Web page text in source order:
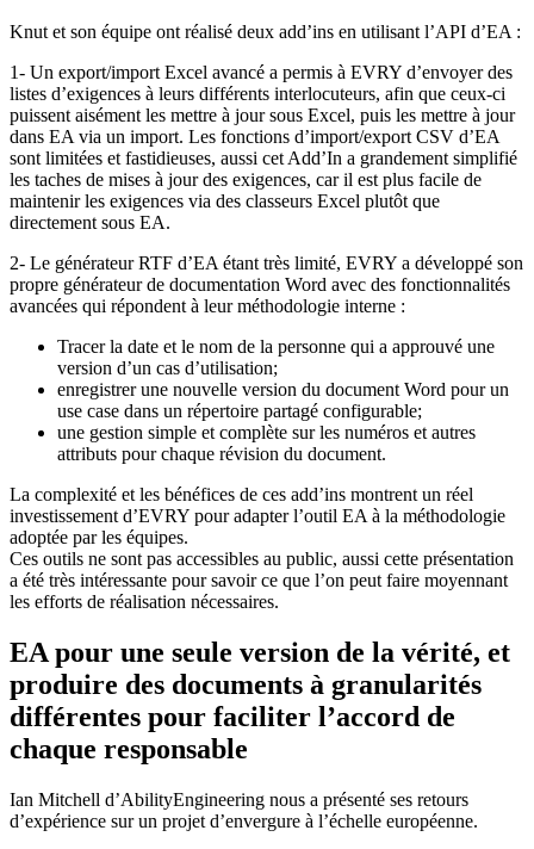
Knut et son équipe ont réalisé deux add’ins en utilisant l’API d’EA :
1- Un export/import Excel avancé a permis à EVRY d’envoyer des
listes d’exigences à leurs différents interlocuteurs, afin que ceux-ci
puissent aisément les mettre à jour sous Excel, puis les mettre à jour
dans EA via un import. Les fonctions d’import/export CSV d’EA
sont limitées et fastidieuses, aussi cet Add’In a grandement simplifié
les taches de mises à jour des exigences, car il est plus facile de
maintenir les exigences via des classeurs Excel plutôt que
directement sous EA.
2- Le générateur RTF d’EA étant très limité, EVRY a développé son
propre générateur de documentation Word avec des fonctionnalités
avancées qui répondent à leur méthodologie interne :
Tracer la date et le nom de la personne qui a approuvé une
version d’un cas d’utilisation;
enregistrer une nouvelle version du document Word pour un
use case dans un répertoire partagé configurable;
une gestion simple et complète sur les numéros et autres
attributs pour chaque révision du document.
La complexité et les bénéfices de ces add’ins montrent un réel
investissement d’EVRY pour adapter l’outil EA à la méthodologie
adoptée par les équipes.
Ces outils ne sont pas accessibles au public, aussi cette présentation
a été très intéressante pour savoir ce que l’on peut faire moyennant
les efforts de réalisation nécessaires.
EA pour une seule version de la vérité, et
produire des documents à granularités
différentes pour faciliter l’accord de
chaque responsable
Ian Mitchell d’AbilityEngineering nous a présenté ses retours
d’expérience sur un projet d’envergure à l’échelle européenne.